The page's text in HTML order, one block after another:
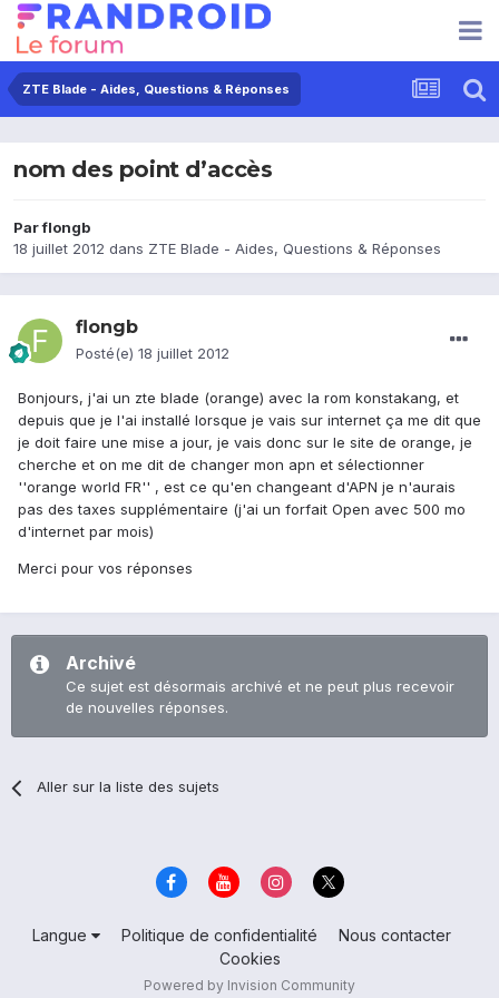
ZTE Blade - Aides, Questions & Réponses
nom des point d’accès
Parflongb
18 juillet 2012 dans ZTE Blade - Aides, Questions & Réponses
flongb
Posté(e) 18 juillet 2012
Bonjours, j'ai un zte blade (orange) avec la rom konstakang, et
depuis que je l'ai installé lorsque je vais sur internet ça me dit que
je doit faire une mise a jour, je vais donc sur le site de orange, je
cherche et on me dit de changer mon apn et sélectionner
''orange world FR'' , est ce qu'en changeant d'APN je n'aurais
pas des taxes supplémentaire (j'ai un forfait Open avec 500 mo
d'internet par mois)
Merci pour vos réponses
Archivé
Ce sujet est désormais archivé et ne peut plus recevoir
de nouvelles réponses.
Aller sur la liste des sujets
Langue Politique de confidentialité
Nous contacter
Cookies
Powered by Invision Community